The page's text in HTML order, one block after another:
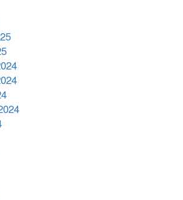
সহায়তা দিলেন সাচিং প্রু জেরী